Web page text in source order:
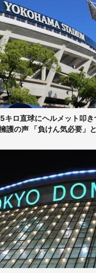
キロ直球にヘルメット叩
護の声 「負けん気必要」